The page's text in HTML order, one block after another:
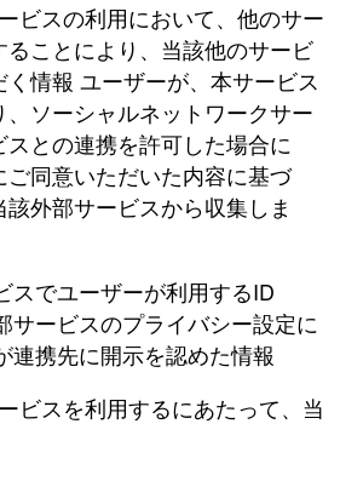
ビスの利用において、他のサー
ることにより、当該他のサービ
情報 ユーザーが、本サービス
ソーシャルネットワークサー
スとの連携を許可した場合に
同意いただいた内容に基づ
外部サービスから収集しま
スでユーザーが利用するID
サービスのプライバシー設定に
連携先に開示を認めた情報
ビスを利用するにあたって、当